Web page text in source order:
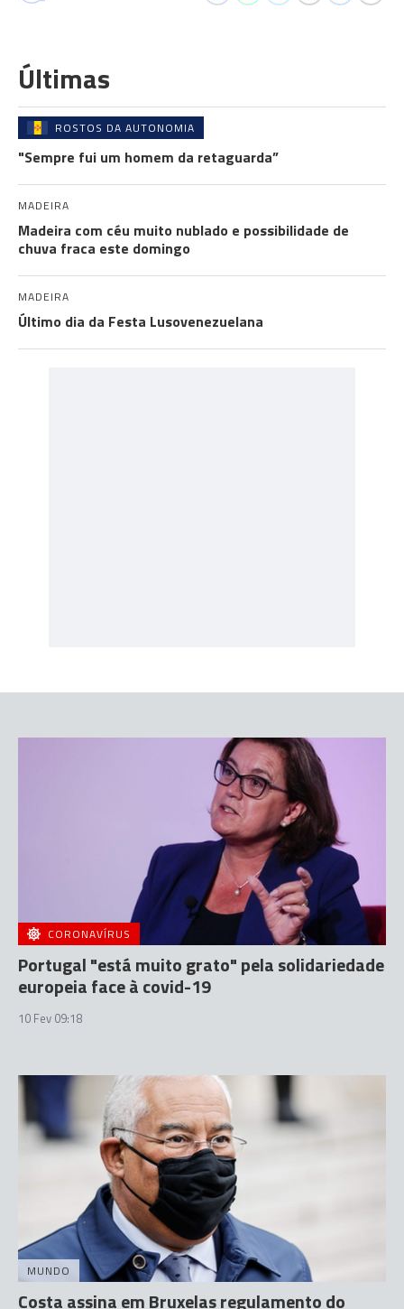
Últimas
ROSTOS DA AUTONOMIA
"Sempre fui um homem da retaguarda”
MADEIRA
Madeira com céu muito nublado e possibilidade de
chuva fraca este domingo
MADEIRA
Último dia da Festa Lusovenezuelana
CORONAVÍRUS
Portugal "está muito grato" pela solidariedade
europeia face à covid-19
10 Fev 09:18
MUNDO
Costa assina em Bruxelas regulamento do